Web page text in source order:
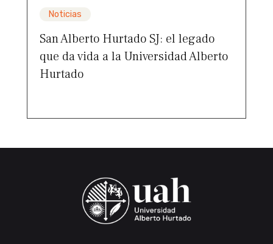
Noticias
San Alberto Hurtado SJ: el legado
que da vida a la Universidad Alberto
Hurtado